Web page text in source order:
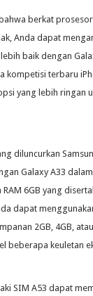
berkat
Anda dapat
baik dengan
kompetisi terbaru
yang lebih ringan
diluncurkan
Galaxy A33
RAM 6GB yang
dapat
2GB, 4GB,
beberapa keuletan
SIM A53 dapat